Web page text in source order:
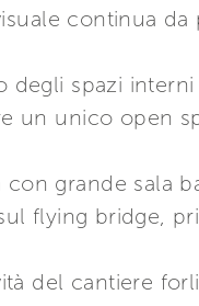
continua
spazi
un unico open
grande sala
flying bridge,
del cantiere